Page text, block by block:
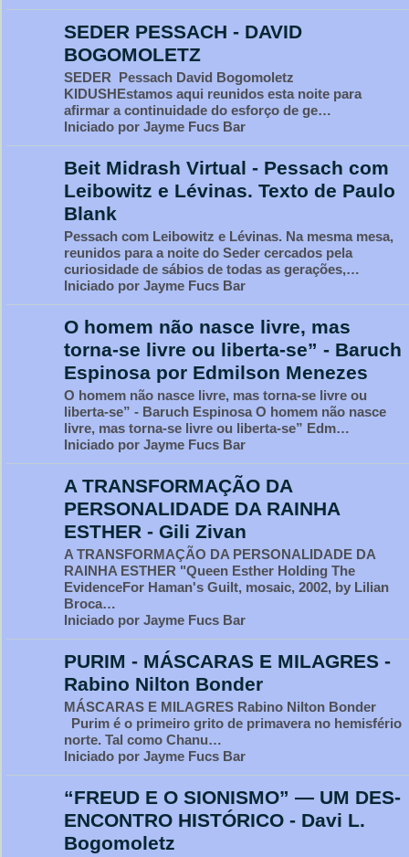
SEDER PESSACH - DAVID
BOGOMOLETZ
SEDER Pessach David Bogomoletz
KIDUSHEstamos aqui reunidos esta noite para
afirmar a continuidade do esforço de ge…
Iniciado por Jayme Fucs Bar
Beit Midrash Virtual - Pessach com
Leibowitz e Lévinas. Texto de Paulo
Blank
Pessach com Leibowitz e Lévinas. Na mesma mesa,
reunidos para a noite do Seder cercados pela
curiosidade de sábios de todas as gerações,…
Iniciado por Jayme Fucs Bar
O homem não nasce livre, mas
torna-se livre ou liberta-se” - Baruch
Espinosa por Edmilson Menezes
O homem não nasce livre, mas torna-se livre ou
liberta-se” - Baruch Espinosa O homem não nasce
livre, mas torna-se livre ou liberta-se” Edm…
Iniciado por Jayme Fucs Bar
A TRANSFORMAÇÃO DA
PERSONALIDADE DA RAINHA
ESTHER - Gili Zivan
A TRANSFORMAÇÃO DA PERSONALIDADE DA
RAINHA ESTHER "Queen Esther Holding The
EvidenceFor Haman's Guilt, mosaic, 2002, by Lilian
Broca…
Iniciado por Jayme Fucs Bar
PURIM - MÁSCARAS E MILAGRES -
Rabino Nilton Bonder
MÁSCARAS E MILAGRES Rabino Nilton Bonder
Purim é o primeiro grito de primavera no hemisfério
norte. Tal como Chanu…
Iniciado por Jayme Fucs Bar
“FREUD E O SIONISMO” — UM DES-
ENCONTRO HISTÓRICO - Davi L.
Bogomoletz